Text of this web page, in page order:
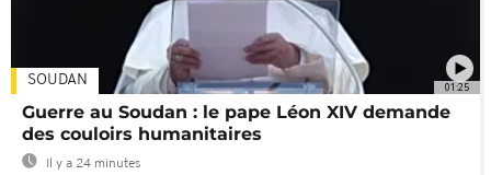
01:25
SOUDAN
Guerre au Soudan : le pape Léon XIV demande
des couloirs humanitaires
Il y a 24 minutes